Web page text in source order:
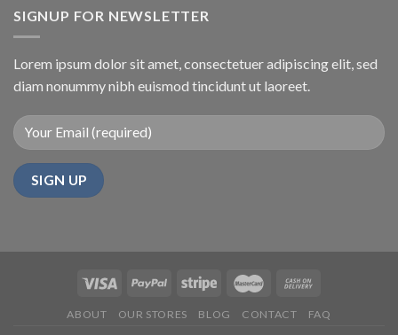
SIGNUP FOR NEWSLETTER
Lorem ipsum dolor sit amet, consectetuer adipiscing elit, sed
diam nonummy nibh euismod tincidunt ut laoreet.
ABOUT OUR STORES BLOG CONTACT FAQ